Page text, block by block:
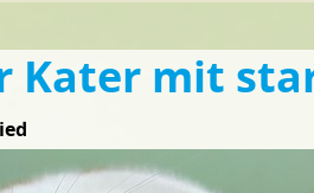
Kater mit